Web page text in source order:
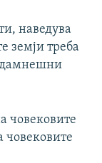
наведува
земји треба
човековите
човековите